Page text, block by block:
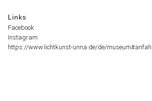
Links
Facebook
Instagram
https://www.lichtkunst-unna.de/de/